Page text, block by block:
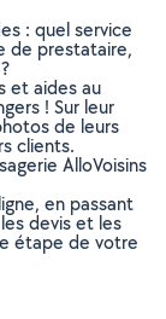
: quel service
de prestataire,
et aides au
! Sur leur
de leurs
clients.
AlloVoisins
en passant
devis et les
étape de votre